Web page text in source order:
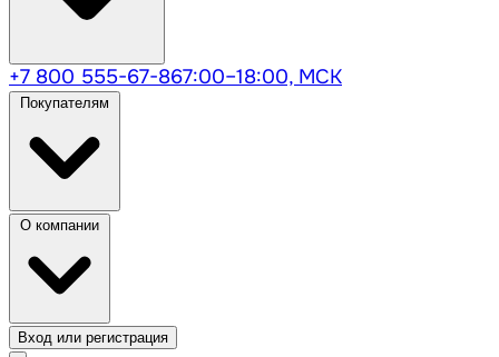
+7 800 555-67-867:00–18:00, МСК
Вход или регистрация